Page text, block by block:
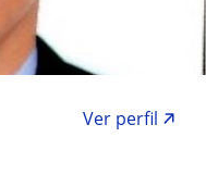
Ver perfil